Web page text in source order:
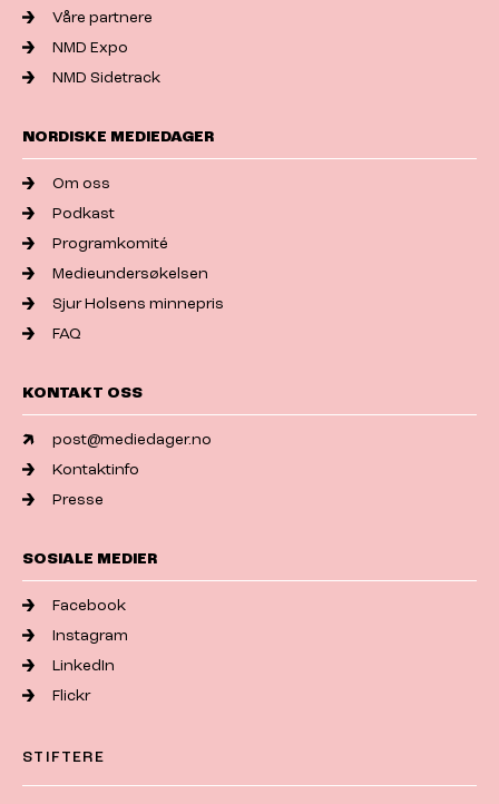
Våre partnere
NMD Expo
NMD Sidetrack
NORDISKE MEDIEDAGER
Om oss
Podkast
Programkomité
Medieundersøkelsen
Sjur Holsens minnepris
FAQ
KONTAKT OSS
post@mediedager.no
Kontaktinfo
Presse
SOSIALE MEDIER
Facebook
Instagram
LinkedIn
Flickr
STIFTERE